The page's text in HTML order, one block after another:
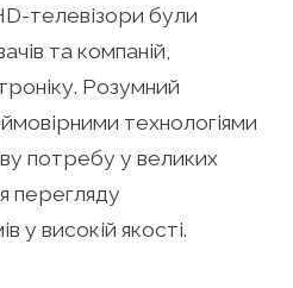
телевізори були
та компаній,
Розумний
технологіями
потребу у великих
перегляду
у високій якості.